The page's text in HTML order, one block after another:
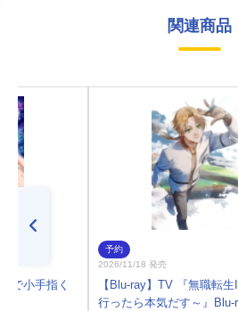
関連商品
で小手指く
予約
2026/11/18 発売
【Blu-ray】TV 『無職転
行ったら本気だす～』Blu-